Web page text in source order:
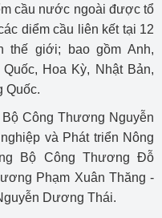
cầu nước ngoài được tổ
diểm cầu liên kết tại 12
thế giới; bao gồm Anh,
Hoa Kỳ, Nhật Bản,
Quốc.
Công Thương Nguyễn
và Phát triển Nông
Bộ Công Thương Đỗ
Phạm Xuân Thăng -
Dương Thái.